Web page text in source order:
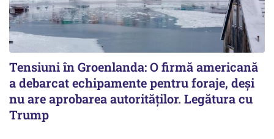
Tensiuni în Groenlanda: O firmă americană
a debarcat echipamente pentru foraje, deși
nu are aprobarea autorităților. Legătura cu
Trump